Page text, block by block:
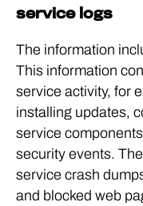
service logs
The information
This information
service activity, for
installing updates,
service
security events.
service crash
and blocked web